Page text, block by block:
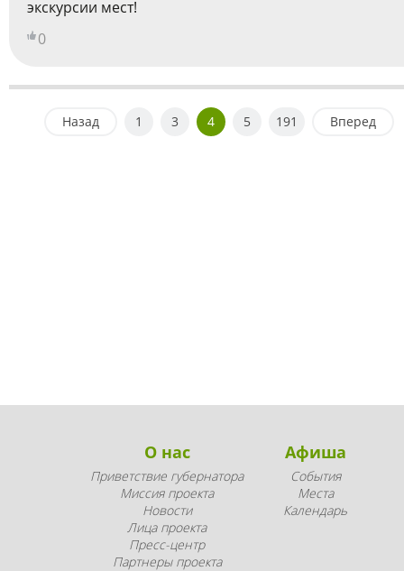
экскурсии мест!
0
Назад 1 3 4 5 191 Вперед
О нас
Приветствие губернатора
Миссия проекта
Новости
Лица проекта
Пресс-центр
Партнеры проекта
Афиша
События
Места
Календарь